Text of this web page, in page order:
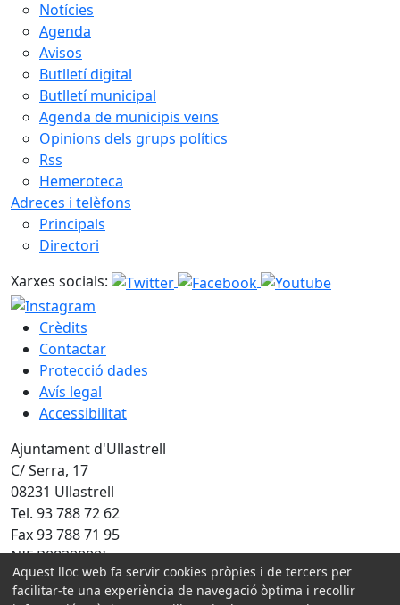
Notícies
Agenda
Avisos
Butlletí digital
Butlletí municipal
Agenda de municipis veïns
Opinions dels grups polítics
Rss
Hemeroteca
Adreces i telèfons
Principals
Directori
Xarxes socials:
Crèdits
Contactar
Protecció dades
Avís legal
Accessibilitat
Ajuntament d'Ullastrell
C/ Serra, 17
08231 Ullastrell
Tel. 93 788 72 62
Fax 93 788 71 95
NIF P0829000I
Amb la col·laboració de:
Aquest lloc web fa servir cookies pròpies i de tercers per
facilitar-te una experiència de navegació òptima i recollir